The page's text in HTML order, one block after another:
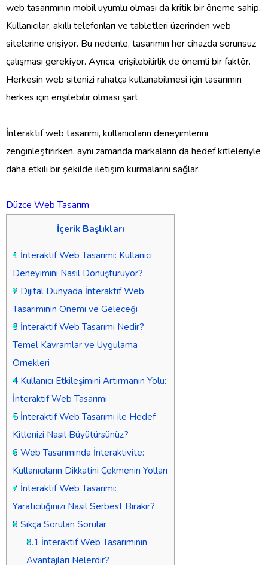
web tasarımının mobil uyumlu olması da kritik bir öneme sahip.
Kullanıcılar, akıllı telefonları ve tabletleri üzerinden web
sitelerine erişiyor. Bu nedenle, tasarımın her cihazda sorunsuz
çalışması gerekiyor. Ayrıca, erişilebilirlik de önemli bir faktör.
Herkesin web sitenizi rahatça kullanabilmesi için tasarımın
herkes için erişilebilir olması şart.
İnteraktif web tasarımı, kullanıcıların deneyimlerini
zenginleştirirken, aynı zamanda markaların da hedef kitleleriyle
daha etkili bir şekilde iletişim kurmalarını sağlar.
Düzce Web Tasarım
İçerik Başlıkları
1 İnteraktif Web Tasarımı: Kullanıcı
Deneyimini Nasıl Dönüştürüyor?
2 Dijital Dünyada İnteraktif Web
Tasarımının Önemi ve Geleceği
3 İnteraktif Web Tasarımı Nedir?
Temel Kavramlar ve Uygulama
Örnekleri
4 Kullanıcı Etkileşimini Artırmanın Yolu:
İnteraktif Web Tasarımı
5 İnteraktif Web Tasarımı ile Hedef
Kitlenizi Nasıl Büyütürsünüz?
6 Web Tasarımında İnteraktivite:
Kullanıcıların Dikkatini Çekmenin Yolları
7 İnteraktif Web Tasarımı:
Yaratıcılığınızı Nasıl Serbest Bırakır?
8 Sıkça Sorulan Sorular
8.1İnteraktif Web Tasarımının
Avantajları Nelerdir?